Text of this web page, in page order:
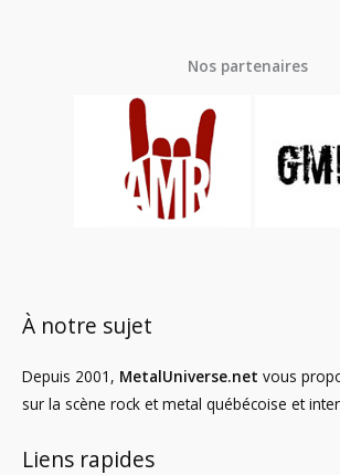
Nos partenaires
À notre sujet
Depuis 2001, MetalUniverse.net vous
sur la scène rock et metal québécoise et
Liens rapides